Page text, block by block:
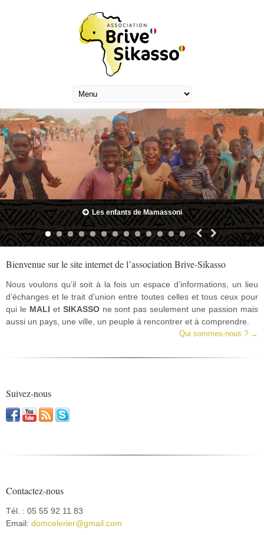
Les enfants de Mamassoni
Bienvenue sur le site internet de l’association Brive-Sikasso
Nous voulons qu’il soit à la fois un espace d’informations, un lieu
d’échanges et le trait d’union entre toutes celles et tous ceux pour
qui le MALI et SIKASSOne sont pas seulement une passion mais
aussi un pays, une ville, un peuple à rencontrer et à comprendre.
Qui sommes-nous ? →
Suivez-nous
Contactez-nous
Tél. : 05 55 92 11 83
Email: domcelerier@gmail.com